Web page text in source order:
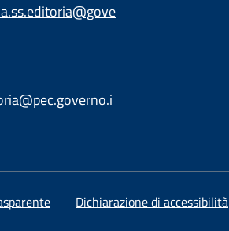
Dichiarazione di accessibilità